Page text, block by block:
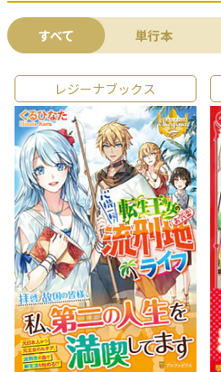
すべて 単行本
レジーナブックス